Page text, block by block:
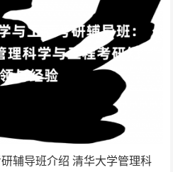
辅导班介绍 清华大学管理科